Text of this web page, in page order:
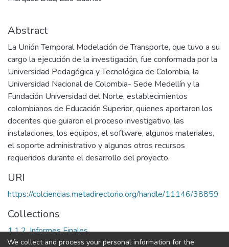
Abstract
La Unión Temporal Modelación de Transporte, que tuvo a su
cargo la ejecución de la investigación, fue conformada por la
Universidad Pedagógica y Tecnológica de Colombia, la
Universidad Nacional de Colombia- Sede Medellín y la
Fundación Universidad del Norte, establecimientos
colombianos de Educación Superior, quienes aportaron los
docentes que guiaron el proceso investigativo, las
instalaciones, los equipos, el software, algunos materiales,
el soporte administrativo y algunos otros recursos
requeridos durante el desarrollo del proyecto.
URI
https://colciencias.metadirectorio.org/handle/11146/38859
Collections
1.1.2. Informes Finales
We collect and process your personal information for the